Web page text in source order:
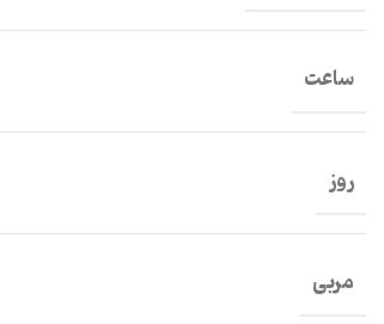
ساعت
روز
مربی